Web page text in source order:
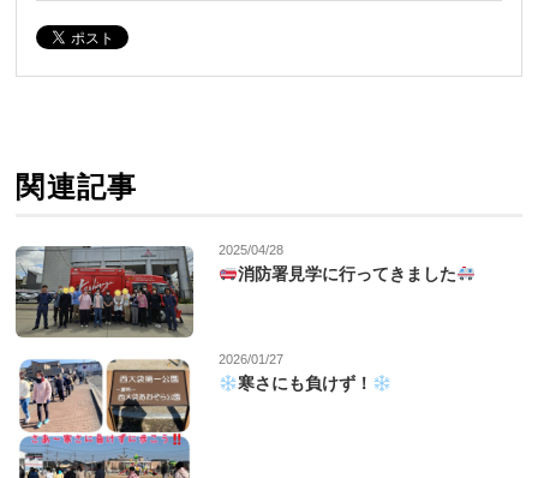
関連記事
2025/04/28
消防署見学に行ってきました
2026/01/27
寒さにも負けず！